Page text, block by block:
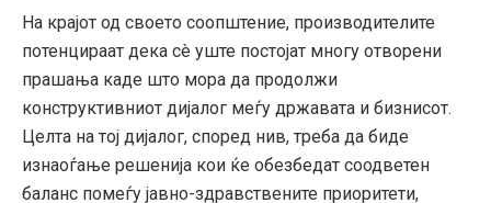
На крајот од своето соопштение, производителите
потенцираат дека сè уште постојат многу отворени
прашања каде што мора да продолжи
конструктивниот дијалог меѓу државата и бизнисот.
Целта на тој дијалог, според нив, треба да биде
изнаоѓање решенија кои ќе обезбедат соодветен
баланс помеѓу јавно-здравствените приоритети,